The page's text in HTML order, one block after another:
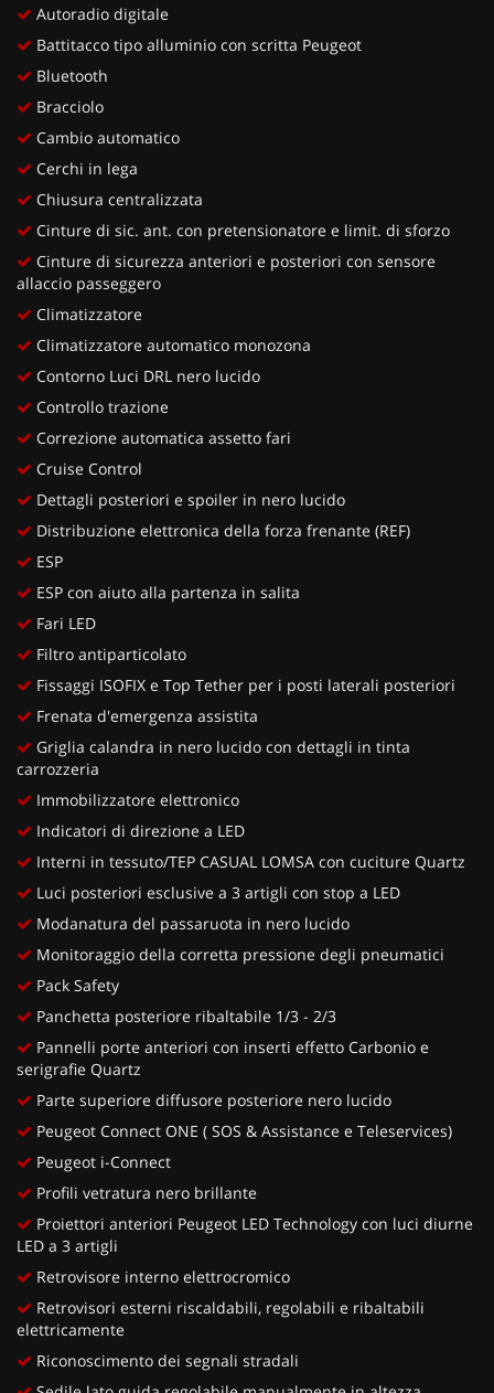
Autoradio digitale
Battitacco tipo alluminio con scritta Peugeot
Bluetooth
Bracciolo
Cambio automatico
Cerchi in lega
Chiusura centralizzata
Cinture di sic. ant. con pretensionatore e limit. di sforzo
Cinture di sicurezza anteriori e posteriori con sensore
allaccio passeggero
Climatizzatore
Climatizzatore automatico monozona
Contorno Luci DRL nero lucido
Controllo trazione
Correzione automatica assetto fari
Cruise Control
Dettagli posteriori e spoiler in nero lucido
Distribuzione elettronica della forza frenante (REF)
ESP
ESP con aiuto alla partenza in salita
Fari LED
Filtro antiparticolato
Fissaggi ISOFIX e Top Tether per i posti laterali posteriori
Frenata d'emergenza assistita
Griglia calandra in nero lucido con dettagli in tinta
carrozzeria
Immobilizzatore elettronico
Indicatori di direzione a LED
Interni in tessuto/TEP CASUAL LOMSA con cuciture Quartz
Luci posteriori esclusive a 3 artigli con stop a LED
Modanatura del passaruota in nero lucido
Monitoraggio della corretta pressione degli pneumatici
Pack Safety
Panchetta posteriore ribaltabile 1/3 - 2/3
Pannelli porte anteriori con inserti effetto Carbonio e
serigrafie Quartz
Parte superiore diffusore posteriore nero lucido
Peugeot Connect ONE ( SOS & Assistance e Teleservices)
Peugeot i-Connect
Profili vetratura nero brillante
Proiettori anteriori Peugeot LED Technology con luci diurne
LED a 3 artigli
Retrovisore interno elettrocromico
Retrovisori esterni riscaldabili, regolabili e ribaltabili
elettricamente
Riconoscimento dei segnali stradali